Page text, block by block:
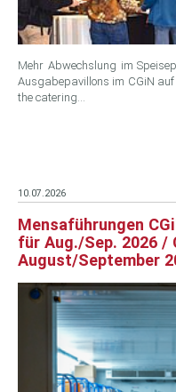
Mehr Abwechslung im
Ausgabepavillons im CGiN
the catering…
10.07.2026
Mensaführungen
für Aug./Sep. 2026 /
August/September